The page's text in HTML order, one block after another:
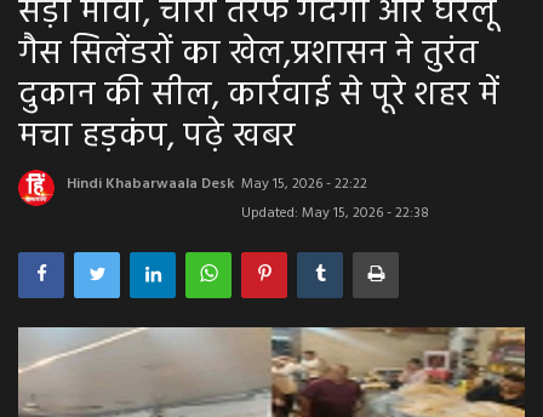
राजस्थान
व्यापार व्यवसाय
राजनीती
मनोरंजन
खेल
सड़ा मावा, चारों तरफ गंदगी और घरेलू
गैस सिलेंडरों का खेल,प्रशासन ने तुरंत
दुकान की सील, कार्रवाई से पूरे शहर में
मचा हड़कंप, पढ़े खबर
Hindi Khabarwaala Desk May 15, 2026 - 22:22
Updated: May 15, 2026 - 22:38